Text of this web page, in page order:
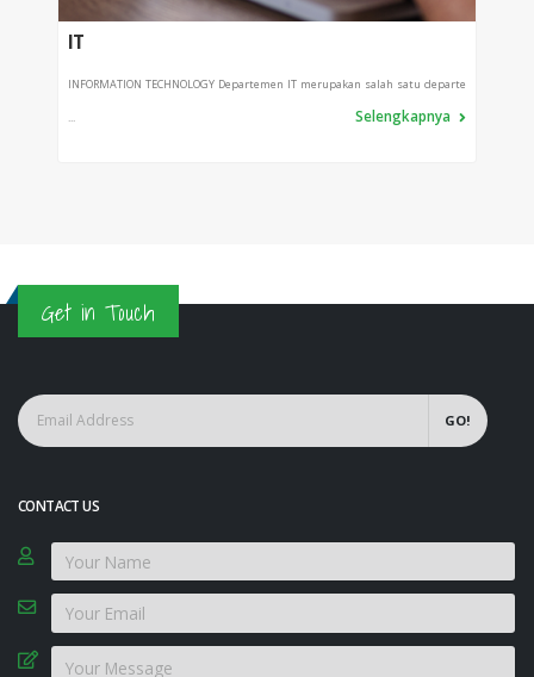
IT
INFORMATION TECHNOLOGY Departemen IT merupakan salah satu departe
... Selengkapnya
Get in Touch
GO!
CONTACT US